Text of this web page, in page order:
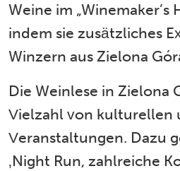
Weine im „Winemaker’s
indem sie zusätzliches
Winzern aus Zielona
Die Weinlese in Zielona
Vielzahl von kulturellen
Veranstaltungen. Dazu
‚Night Run, zahlreiche